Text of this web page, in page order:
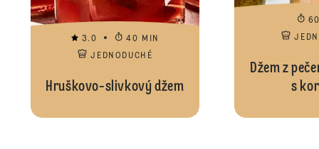
3.0
40 MIN
JEDNODUCHÉ
Hruškovo-slivkový džem
Džem z
s